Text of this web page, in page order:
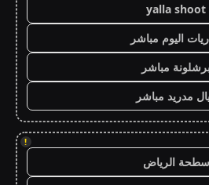
yalla shoot
اليوم مباشر
مباشر
مدريد مباشر
!
سطحة الرياض